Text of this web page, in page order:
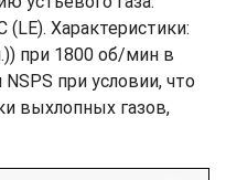
(LE). Характеристики:
при 1800 об/мин в
при условии, что
выхлопных газов,